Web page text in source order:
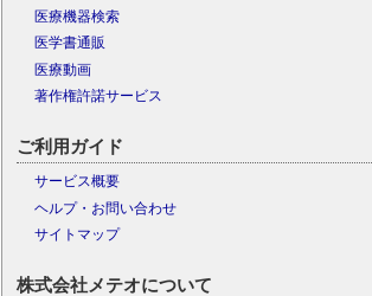
医療機器検索
医学書通販
医療動画
著作権許諾サービス
ご利用ガイド
サービス概要
ヘルプ・お問い合わせ
サイトマップ
株式会社メテオについて